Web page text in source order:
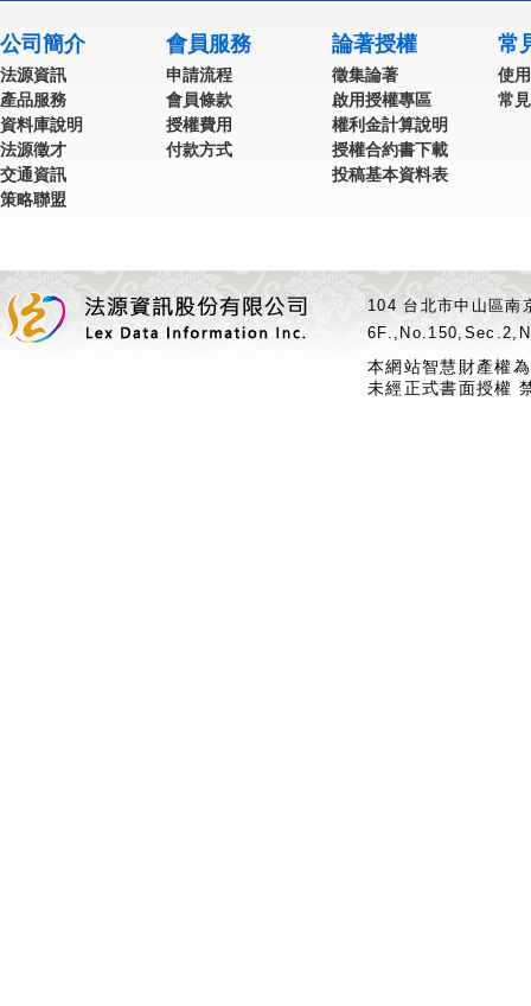
公司簡介
法源資訊
產品服務
資料庫說明
法源徵才
交通資訊
策略聯盟
會員服務
申請流程
會員條款
授權費用
付款方式
論著授權
徵集論著
啟用授權專區
權利金計算說明
授權合約書下載
投稿基本資料表
常
使
常
104 台北市中山區
本網站智慧財產權
未經正式書面授權